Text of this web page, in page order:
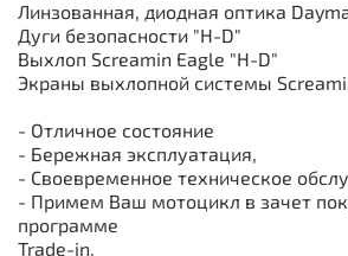
Линзованная, диодная оптика
Дуги безопасности "H-D"
Выхлоп Screamin Eagle "H-D"
Экраны выхлопной системы
- Отличное состояние
- Бережная эксплуатация,
- Своевременное техническое
- Примем Ваш мотоцикл в зачет
программе
Trade-in.